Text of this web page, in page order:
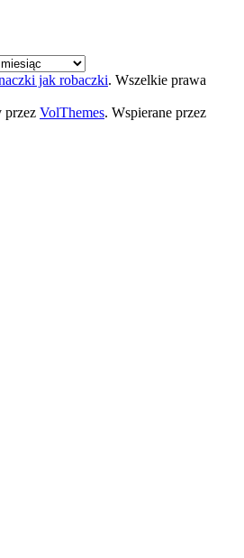
jak robaczki. Wszelkie prawa
przez VolThemes. Wspierane przez